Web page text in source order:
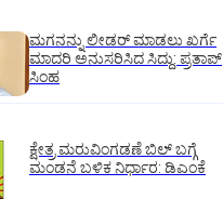
ಮಗನನ್ನು ಲೀಡರ್ ಮಾಡಲು ಖರ್ಗೆ
ಮಾದರಿ ಅನುಸರಿಸಿದ ಸಿದ್ದು: ಪ್ರತಾಪ್‌
ಸಿಂಹ
ಕ್ಷೇತ್ರ ಮರುವಿಂಗಡಣೆ ಬಿಲ್‌ ಬಗ್ಗೆ
ಮಂಡನೆ ಬಳಿಕ ನಿರ್ಧಾರ: ಡಿಎಂಕೆ